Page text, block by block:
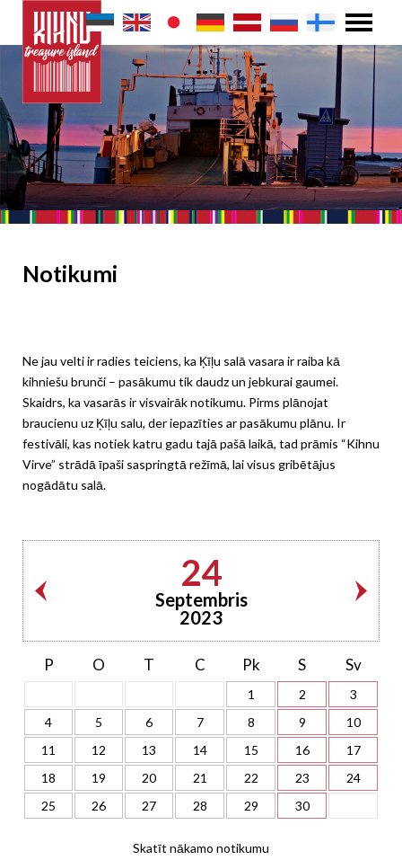
Notikumi
Ne jau velti ir radies teiciens, ka Ķīļu salā vasara ir raiba kā
kihniešu brunči – pasākumu tik daudz un jebkurai gaumei.
Skaidrs, ka vasarās ir visvairāk notikumu. Pirms plānojat
braucienu uz Ķīļu salu, der iepazīties ar pasākumu plānu. Ir
festivāli, kas notiek katru gadu tajā pašā laikā, tad prāmis “Kihnu
Virve” strādā īpaši saspringtā režīmā, lai visus gribētājus
nogādātu salā.
24
Septembris
2023
P O T C Pk S Sv
1 2
3
4
5 6 7 8 9
10
11
12 13 14 15 16
17
18
19 20 21 22 23
24
25
26 27 28 29 30
Skatīt nākamo notikumu